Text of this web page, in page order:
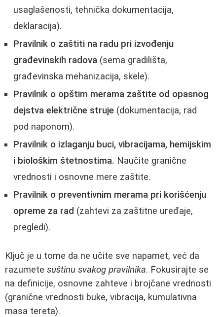
usaglašenosti, tehnička dokumentacija,
deklaracija).
Pravilnik o zaštiti na radu pri izvođenju
građevinskih radova (sema gradilišta,
građevinska mehanizacija, skele).
Pravilnik o opštim merama zaštite od opasnog
dejstva električne struje (dokumentacija, rad
pod naponom).
Pravilnik o izlaganju buci, vibracijama, hemijskim
i biološkim štetnostima. Naučite granične
vrednosti i osnovne mere zaštite.
Pravilnik o preventivnim merama pri korišćenju
opreme za rad (zahtevi za zaštitne uređaje,
pregledi).
Ključ je u tome da ne učite sve napamet, već da
razumete suštinu svakog pravilnika. Fokusirajte se
na definicije, osnovne zahteve i brojčane vrednosti
(granične vrednosti buke, vibracija, kumulativna
masa tereta).